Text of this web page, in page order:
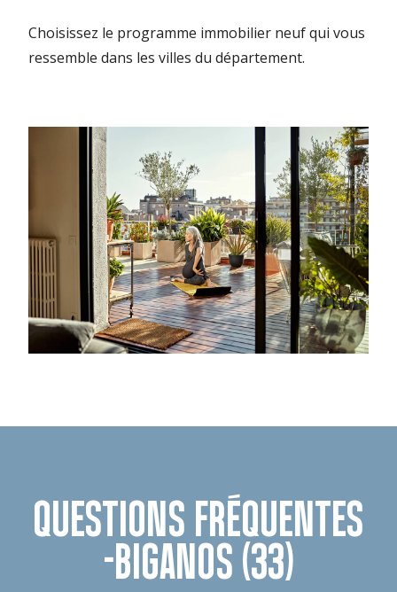
Choisissez le programme immobilier neuf qui vous
ressemble dans les villes du département.
QUESTIONS FRÉQUENTES
-BIGANOS (33)